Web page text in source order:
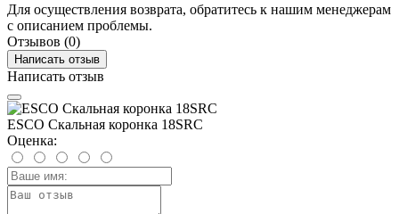
Для осуществления возврата, обратитесь к нашим менеджерам
с описанием проблемы.
Отзывов (0)
Написать отзыв
Написать отзыв
ESCO Скальная коронка 18SRC
Оценка: